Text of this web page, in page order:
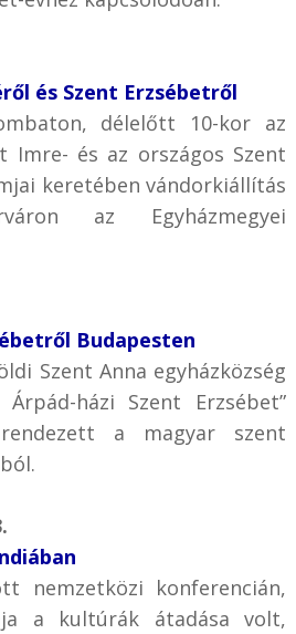
és Szent Erzsébetről
délelőtt 10-kor az
Imre- és az országos Szent
keretében vándorkiállítás
az Egyházmegyei
Budapesten
Szent Anna egyházközség
házi Szent Erzsébet”
a magyar szent
nemzetközi konferencián,
a kultúrák átadása volt,